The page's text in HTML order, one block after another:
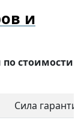
и
стоимости
Сила